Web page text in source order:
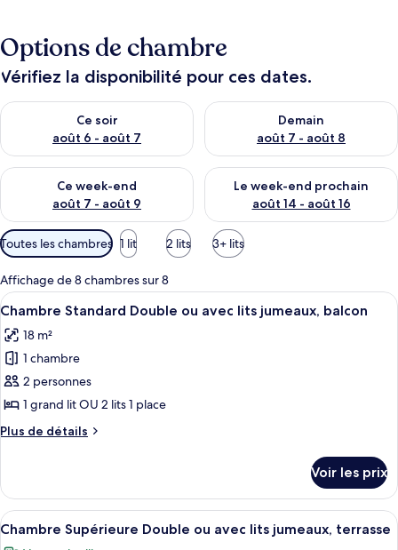
Options de chambre
Vérifiez la disponibilité pour ces dates.
Ce soir
août 6 - août 7
Vérifier la disponibilité pour ce soir août 6 - août 7
Demain
août 7 - août 8
Vérifier la disponibilité pour
Ce week-end
août 7 - août 9
Vérifier la disponibilité pour ce week-end août 7 - août 9
Le week-end prochain
août 14 - août 16
Vérifier la disponibilité pour
Filtres
disponibles
pour
les
chambres
Toutes les chambres 1 lit 2 lits 3+ lits
Affichage de 8 chambres sur 8
Afficher
toutes
les
photos
pour
ce
type
de
Chambre
Standard
Double
Une chambre à coucher avec un lit,
8
Chambre Standard Double ou avec lits jumeaux, balcon
18 m²
1 chambre
2 personnes
1 grand lit OU 2 lits 1 place
Plus de détails
Plus
le
type
de
Voir les prix
Afficher
toutes
Une chambre d’hôtel avec un lit,
8
Chambre Supérieure Double ou avec lits jumeaux, terrasse